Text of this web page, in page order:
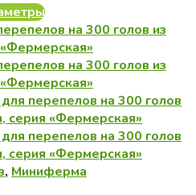
Этот
товар
имеет
несколько
вариаций.
Опции
можно
выбрать
на
странице
, Миниферма